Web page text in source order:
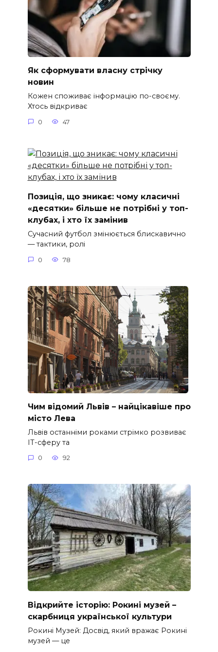
Як сформувати власну стрічку
новин
Кожен споживає інформацію по-своєму.
Хтось відкриває
0 47
Позиція, що зникає: чому класичні
«десятки» більше не потрібні у топ-
клубах, і хто їх замінив
Сучасний футбол змінюється блискавично
— тактики, ролі
0 78
Чим відомий Львів – найцікавіше про
місто Лева
Львів останніми роками стрімко розвиває
ІТ-сферу та
0 92
Відкрийте історію: Рокині музей –
скарбниця української культури
Рокині Музей: Досвід, який вражає Рокині
музей — це